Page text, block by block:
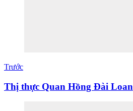
Trước
Thị thực Quan Hồng Đài Loan